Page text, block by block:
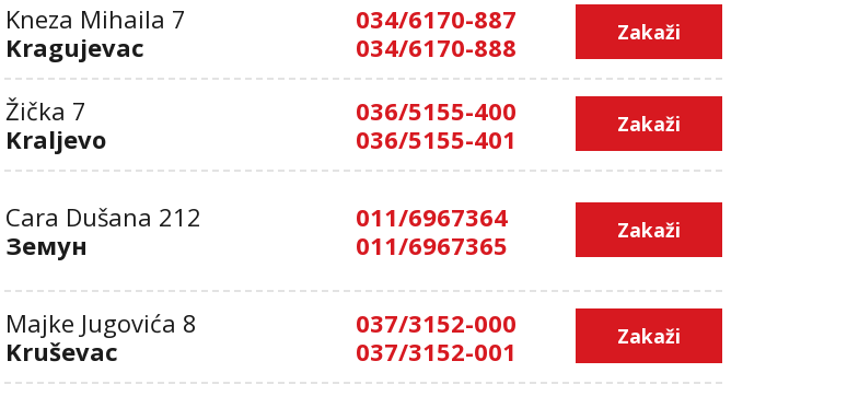
Kneza Mihaila 7
Kragujevac
034/6170-887
034/6170-888
Zakaži
Žička 7
Kraljevo
036/5155-400
036/5155-401
Zakaži
Cara Dušana 212
Земун
011/6967364
011/6967365
Zakaži
Majke Jugovića 8
Kruševac
037/3152-000
037/3152-001
Zakaži